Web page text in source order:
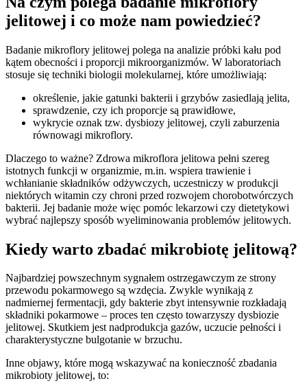
jelitowej i co może nam powiedzieć?
Badanie mikroflory jelitowej polega na analizie próbki kału pod
kątem obecności i proporcji mikroorganizmów. W laboratoriach
stosuje się techniki biologii molekularnej, które umożliwiają:
określenie, jakie gatunki bakterii i grzybów zasiedlają jelita,
sprawdzenie, czy ich proporcje są prawidłowe,
wykrycie oznak tzw. dysbiozy jelitowej, czyli zaburzenia
równowagi mikroflory.
Dlaczego to ważne? Zdrowa mikroflora jelitowa pełni szereg
istotnych funkcji w organizmie, m.in. wspiera trawienie i
wchłanianie składników odżywczych, uczestniczy w produkcji
niektórych witamin czy chroni przed rozwojem chorobotwórczych
bakterii. Jej badanie może więc pomóc lekarzowi czy dietetykowi
wybrać najlepszy sposób wyeliminowania problemów jelitowych.
Kiedy warto zbadać mikrobiotę jelitową?
Najbardziej powszechnym sygnałem ostrzegawczym ze strony
przewodu pokarmowego są wzdęcia. Zwykle wynikają z
nadmiernej fermentacji, gdy bakterie zbyt intensywnie rozkładają
składniki pokarmowe – proces ten często towarzyszy dysbiozie
jelitowej. Skutkiem jest nadprodukcja gazów, uczucie pełności i
charakterystyczne bulgotanie w brzuchu.
Inne objawy, które mogą wskazywać na konieczność zbadania
mikrobioty jelitowej, to: